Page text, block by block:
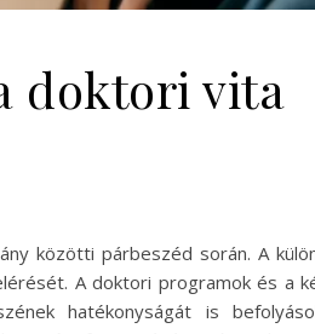
doktori vita
közötti párbeszéd során. A
A doktori programok és a
hatékonyságát is